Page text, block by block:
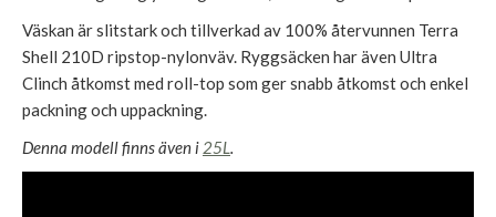
Väskan är slitstark och tillverkad av 100% återvunnen Terra
Shell 210D ripstop-nylonväv. Ryggsäcken har även Ultra
Clinch åtkomst med roll-top som ger snabb åtkomst och enkel
packning och uppackning.
Denna modell finns även i 25L.